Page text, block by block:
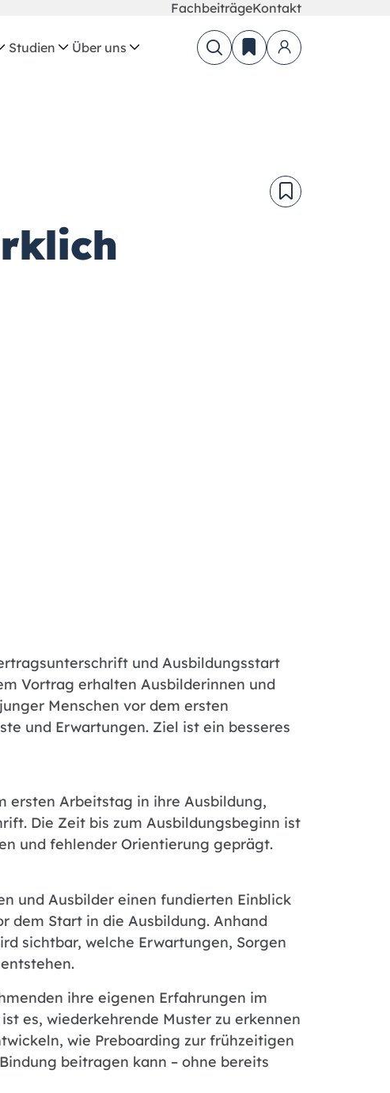
FachbeiträgeKontakt
Studien Über uns
und Ausbildungsstart
Vortrag erhalten Ausbilderinnen und
Menschen vor dem ersten
und Erwartungen. Ziel ist ein besseres
ersten Arbeitstag in ihre Ausbildung,
Die Zeit bis zum Ausbildungsbeginn ist
und fehlender Orientierung geprägt.
und Ausbilder einen fundierten Einblick
dem Start in die Ausbildung. Anhand
sichtbar, welche Erwartungen, Sorgen
ihre eigenen Erfahrungen im
es, wiederkehrende Muster zu erkennen
wie Preboarding zur frühzeitigen
beitragen kann – ohne bereits